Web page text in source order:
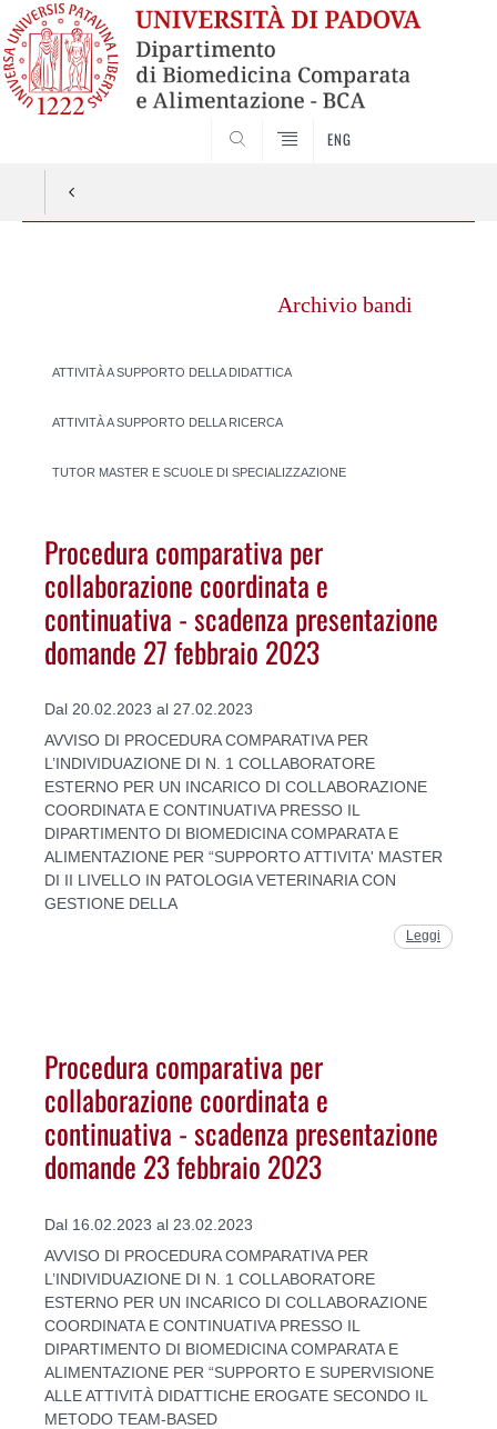
ENG
Archivio bandi
ATTIVITÀ A SUPPORTO DELLA DIDATTICA
ATTIVITÀ A SUPPORTO DELLA RICERCA
TUTOR MASTER E SCUOLE DI SPECIALIZZAZIONE
Procedura comparativa per
collaborazione coordinata e
continuativa - scadenza presentazione
domande 27 febbraio 2023
Dal 20.02.2023 al 27.02.2023
AVVISO DI PROCEDURA COMPARATIVA PER
L’INDIVIDUAZIONE DI N. 1 COLLABORATORE
ESTERNO PER UN INCARICO DI COLLABORAZIONE
COORDINATA E CONTINUATIVA PRESSO IL
DIPARTIMENTO DI BIOMEDICINA COMPARATA E
ALIMENTAZIONE PER “SUPPORTO ATTIVITA' MASTER
DI II LIVELLO IN PATOLOGIA VETERINARIA CON
GESTIONE DELLA
Leggi
Procedura comparativa per
collaborazione coordinata e
continuativa - scadenza presentazione
domande 23 febbraio 2023
Dal 16.02.2023 al 23.02.2023
AVVISO DI PROCEDURA COMPARATIVA PER
L’INDIVIDUAZIONE DI N. 1 COLLABORATORE
ESTERNO PER UN INCARICO DI COLLABORAZIONE
COORDINATA E CONTINUATIVA PRESSO IL
DIPARTIMENTO DI BIOMEDICINA COMPARATA E
ALIMENTAZIONE PER “SUPPORTO E SUPERVISIONE
ALLE ATTIVITÀ DIDATTICHE EROGATE SECONDO IL
METODO TEAM-BASED